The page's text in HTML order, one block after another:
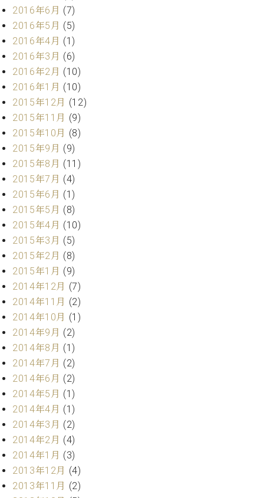
律
師
紹
介
調
律
金
表
お
問
い
わ
せ
尾山調律師のブ
ログ Die
Musikgasse（音
楽の小道）
2016年6月 (7)
2016年5月 (5)
2016年4月 (1)
2016年3月 (6)
2016年2月 (10)
2016年1月 (10)
2015年12月 (12)
2015年11月 (9)
2015年10月 (8)
2015年9月 (9)
2015年8月 (11)
2015年7月 (4)
2015年6月 (1)
2015年5月 (8)
2015年4月 (10)
2015年3月 (5)
2015年2月 (8)
2015年1月 (9)
2014年12月 (7)
2014年11月 (2)
2014年10月 (1)
2014年9月 (2)
2014年8月 (1)
2014年7月 (2)
2014年6月 (2)
2014年5月 (1)
2014年4月 (1)
2014年3月 (2)
2014年2月 (4)
2014年1月 (3)
2013年12月 (4)
2013年11月 (2)